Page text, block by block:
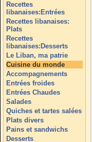
Recettes
libanaises:Entrées
Recettes libanaises:
Plats
Recettes
libanaises:Desserts
Le Liban, ma patrie
Cuisine du monde
Accompagnements
Entrées froides
Entrées Chaudes
Salades
Quiches et tartes salées
Plats divers
Pains et sandwichs
Desserts